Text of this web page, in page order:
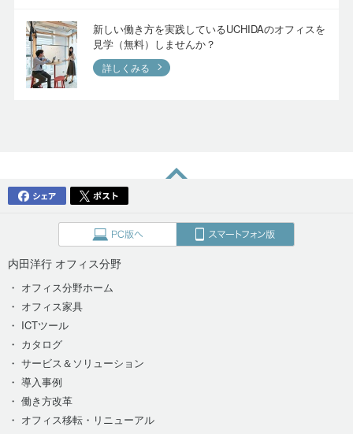
新しい働き方を実践しているUCHIDAのオフィスを
見学（無料）しませんか？
詳しくみる
内田洋行 オフィス分野
・ オフィス分野ホーム
・ オフィス家具
・ ICTツール
・ カタログ
・ サービス＆ソリューション
・ 導入事例
・ 働き方改革
・ オフィス移転・リニューアル